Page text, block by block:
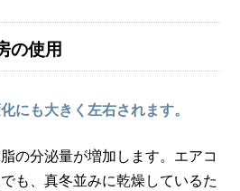
の使用
にも大きく左右されます。
の分泌量が増加します。エアコ
も、真冬並みに乾燥しているた